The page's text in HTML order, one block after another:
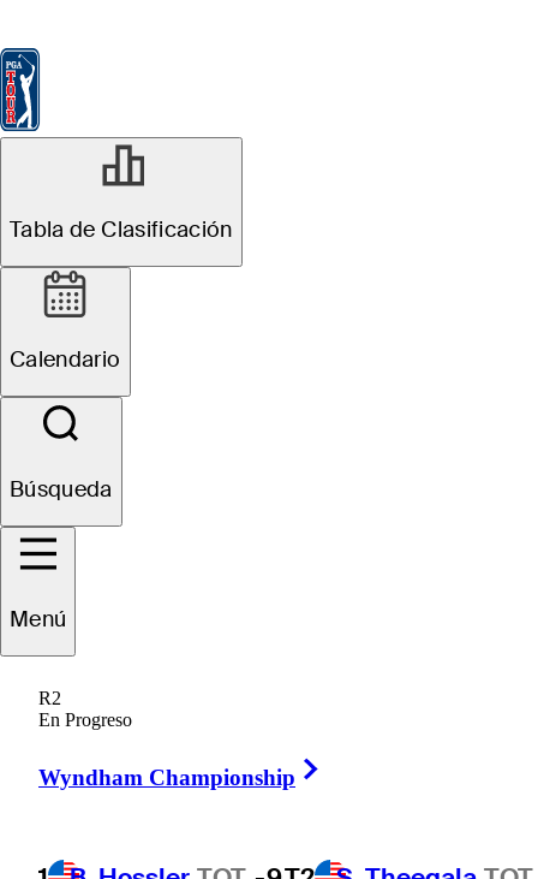
Tabla de Clasificación
Calendario
Búsqueda
Menú
R2
En Progreso
Wyndham Championship
UNITED STATES